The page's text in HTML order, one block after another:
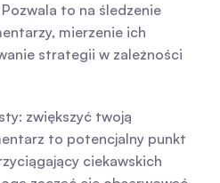
to na śledzenie
mierzenie ich
strategii w zależności
zwiększyć twoją
to potencjalny punkt
ciekawskich